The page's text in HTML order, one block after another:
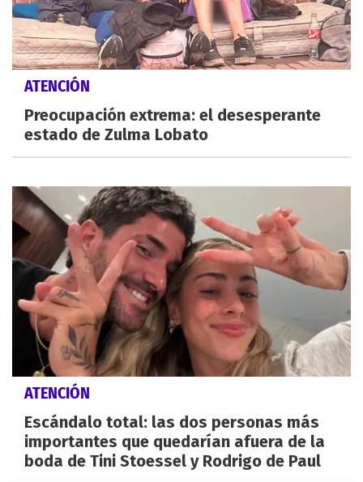
ATENCIÓN
Preocupación extrema: el desesperante
estado de Zulma Lobato
ATENCIÓN
Escándalo total: las dos personas más
importantes que quedarían afuera de la
boda de Tini Stoessel y Rodrigo de Paul